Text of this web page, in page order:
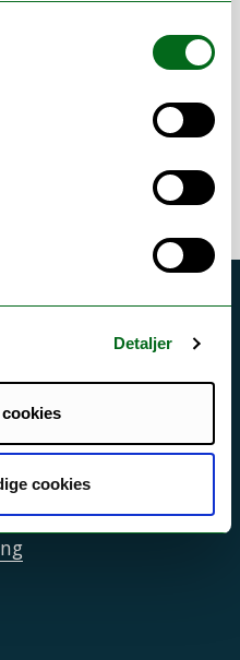
Detaljer
cookies
doktorgradsstudier.
om mine
fanene.